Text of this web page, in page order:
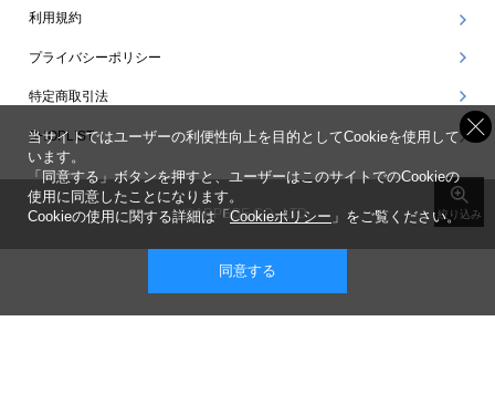
絞り込み
利用規約
プライバシーポリシー
特定商取引法
SHOPLIST
©ARPEGE CO., LTD.
表示 ： スマートフォン版 |
当サイトではユーザーの利便性向上を目的としてCookieを使用して
います。
「同意する」ボタンを押すと、ユーザーはこのサイトでのCookieの
使用に同意したことになります。
Cookieの使用に関する詳細は「Cookieポリシー 」をご覧ください。
同意する